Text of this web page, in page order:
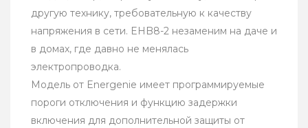
другую технику, требовательную к качеству
напряжения в сети. EHB8-2 незаменим на даче и
в домах, где давно не менялась
электропроводка.
Модель от Energenie имеет программируемые
пороги отключения и функцию задержки
включения для дополнительной защиты от